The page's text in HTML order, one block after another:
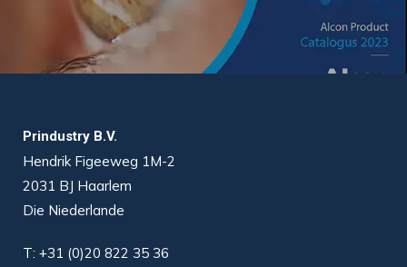
Prindustry B.V.
Hendrik Figeeweg 1M-2
2031 BJ Haarlem
Die Niederlande
T: +31 (0)20 822 35 36